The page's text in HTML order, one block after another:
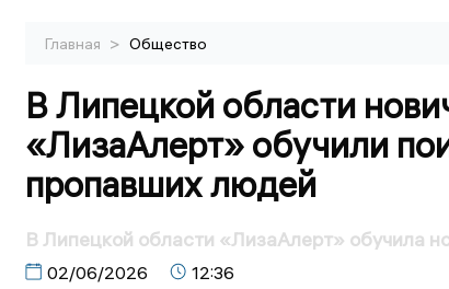
Главная > Общество
В Липецкой области
«ЛизаАлерт» обучили
пропавших людей
В Липецкой области «ЛизаАлерт» обучила
02/06/2026 12:36